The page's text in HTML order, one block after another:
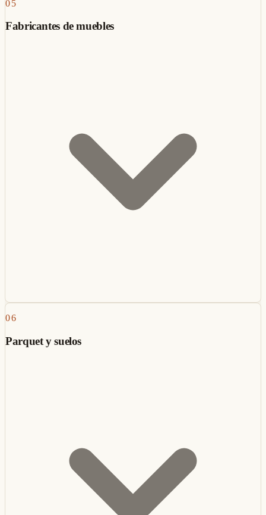
05
Fabricantes de muebles
06
Parquet y suelos